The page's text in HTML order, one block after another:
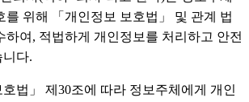
를 위해 「개인정보 보호법」 및 관계 법
하여, 적법하게 개인정보를 처리하고 안전
다.
법」 제30조에 따라 정보주체에게 개인